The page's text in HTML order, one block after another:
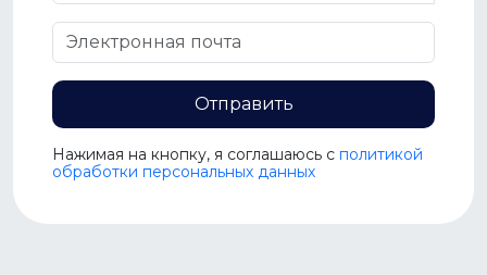
Отправить
Нажимая на кнопку, я соглашаюсь c политикой
обработки персональных данных